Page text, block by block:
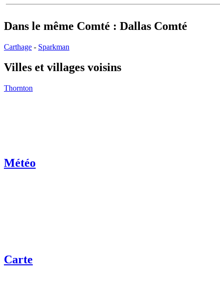
Dans le même Comté : Dallas Comté
Carthage - Sparkman
Villes et villages voisins
Thornton
Météo
Carte